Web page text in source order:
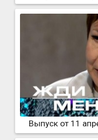
Выпуск от 11